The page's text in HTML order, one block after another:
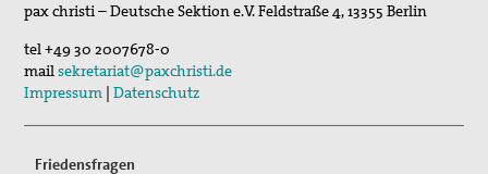
St. Peter-Lindenberg: Lesungen unter den Lind…
03. Sep 2026
Mahnwache
pax christi – Deutsche Sektion e.V.Feldstraße 4,13355 Berlin
tel+49 30 2007678-0
mailsekretariat@paxchristi.de
Impressum |Datenschutz
Friedensfragen